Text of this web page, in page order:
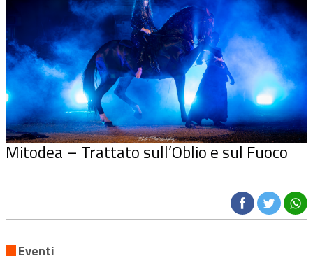
Mitodea – Trattato sull’Oblio e sul Fuoco
Eventi